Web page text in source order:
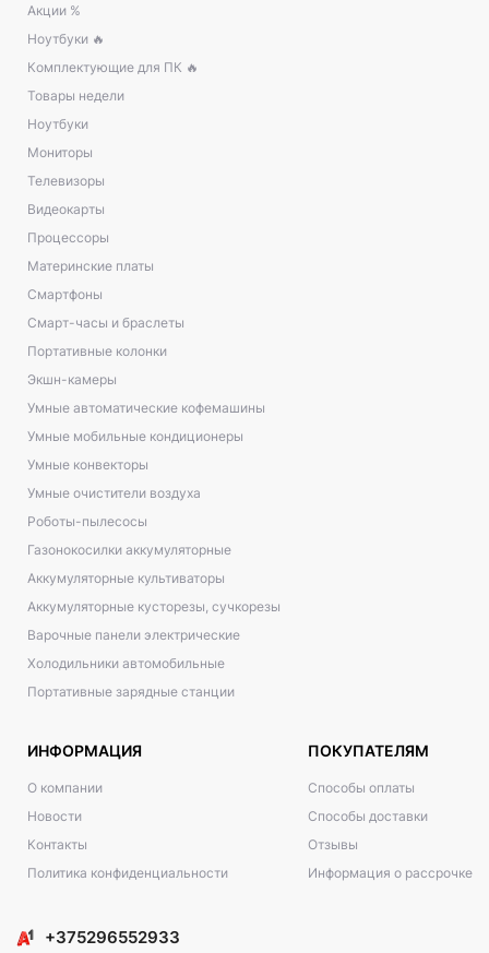
Акции %
Ноутбуки 🔥
Комплектующие для ПК 🔥
Товары недели
Ноутбуки
Мониторы
Телевизоры
Видеокарты
Процессоры
Материнские платы
Смартфоны
Смарт-часы и браслеты
Портативные колонки
Экшн-камеры
Умные автоматические кофемашины
Умные мобильные кондиционеры
Умные конвекторы
Умные очистители воздуха
Роботы-пылесосы
Газонокосилки аккумуляторные
Аккумуляторные культиваторы
Аккумуляторные кусторезы, сучкорезы
Варочные панели электрические
Холодильники автомобильные
Портативные зарядные станции
ИНФОРМАЦИЯ
О компании
Новости
Контакты
Политика конфиденциальности
ПОКУПАТЕЛЯМ
Способы оплаты
Способы доставки
Отзывы
Информация о рассрочке
+375296552933